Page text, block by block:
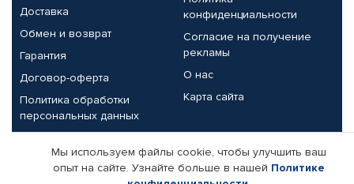
Доставка
Обмен и возврат
Гарантия
Договор-оферта
Политика обработки
персональных данных
конфиденциальности
Согласие на получение
рекламы
О нас
Карта сайта
Партнерам
Корпоративным клиентам Реквизиты компании
Мы используем файлы cookie, чтобы улучшить ваш
опыт на сайте. Узнайте больше в нашей Политике